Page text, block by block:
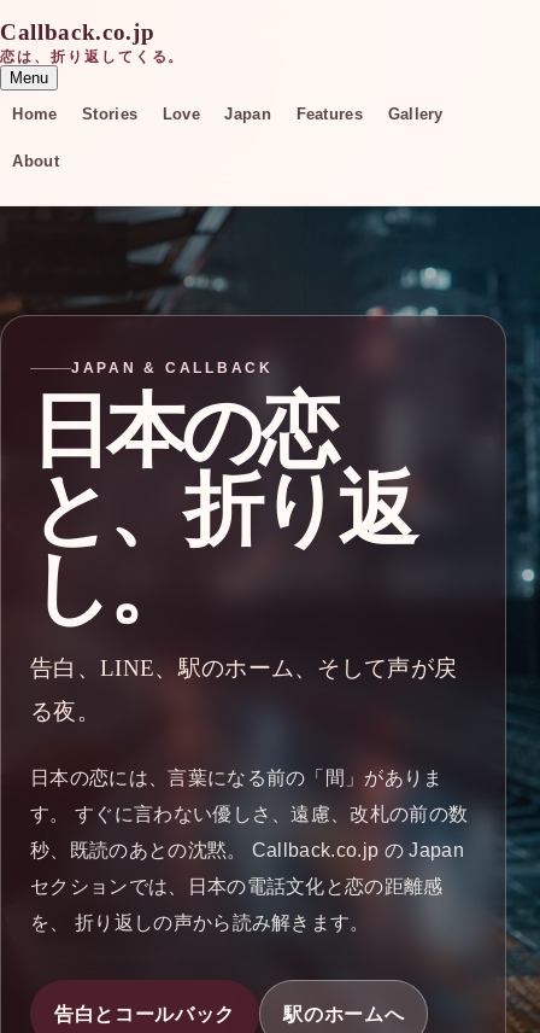
Callback.co.jp
恋は、折り返してくる。
Menu
Home
Stories Love Japan Features Gallery
About
JAPAN & CALLBACK
日本の恋
と、折り返
し。
告白、LINE、駅のホーム、そして声が戻
る夜。
日本の恋には、言葉になる前の「間」がありま
す。 すぐに言わない優しさ、遠慮、改札の前の数
秒、既読のあとの沈黙。 Callback.co.jp の Japan
セクションでは、日本の電話文化と恋の距離感
を、 折り返しの声から読み解きます。
告白とコールバック 駅のホームへ